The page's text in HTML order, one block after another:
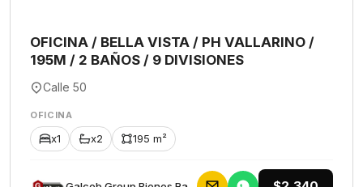
OFICINA / BELLA VISTA / PH VALLARINO /
195M / 2 BAÑOS / 9 DIVISIONES
Calle 50
OFICINA
x1 x2 195 m²